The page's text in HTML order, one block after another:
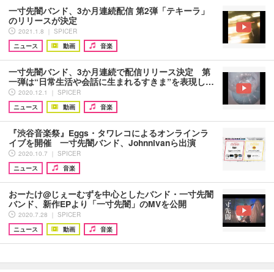
一寸先闇バンド、3か月連続配信 第2弾「テキーラ」
のリリースが決定
2021.1.8 ｜ SPICER
ニュース
動画 音楽
一寸先闇バンド、3か月連続で配信リリース決定 第
一弾は“日常生活や会話に生まれるすきま”を表現し…
2020.12.1 ｜ SPICER
ニュース
動画 音楽
『渋谷音楽祭』Eggs・タワレコによるオンラインラ
イブを開催 一寸先闇バンド、Johnnivanら出演
2020.10.7 ｜ SPICER
ニュース
音楽
おーたけ@じぇーむずを中心としたバンド・一寸先闇
バンド、新作EPより「一寸先闇」のMVを公開
2020.7.28 ｜ SPICER
ニュース
動画 音楽